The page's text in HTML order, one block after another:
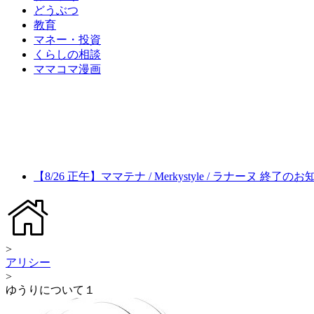
どうぶつ
教育
マネー・投資
くらしの相談
ママコマ漫画
【8/26 正午】ママテナ / Merkystyle / ラナーヌ 終了のお
>
アリシー
>
ゆうりについて１